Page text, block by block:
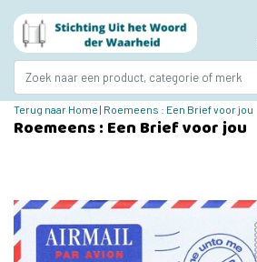
Terug naar Home | Roemeens : Een Brief voor jou
Roemeens : Een Brief voor jou